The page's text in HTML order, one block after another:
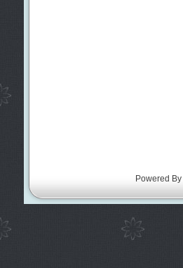
Powered By